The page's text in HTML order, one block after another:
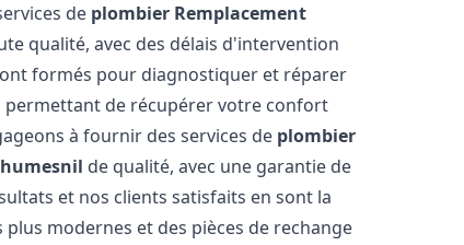
de plombier Remplacement
qualité, avec des délais d'intervention
formés pour diagnostiquer et réparer
permettant de récupérer votre confort
à fournir des services de plombier
de qualité, avec une garantie de
et nos clients satisfaits en sont la
modernes et des pièces de rechange